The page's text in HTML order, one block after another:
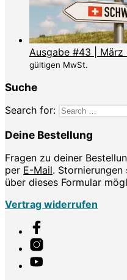
Ausgabe #43 | März
gültigen MwSt.
Suche
Search for:
Deine Bestellung
Fragen zu deiner
per E-Mail.
über dieses Formular
Vertrag widerrufen